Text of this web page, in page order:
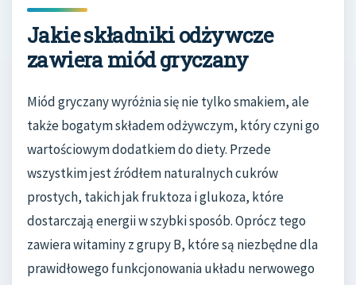
Jakie składniki odżywcze
zawiera miód gryczany
Miód gryczany wyróżnia się nie tylko smakiem, ale
także bogatym składem odżywczym, który czyni go
wartościowym dodatkiem do diety. Przede
wszystkim jest źródłem naturalnych cukrów
prostych, takich jak fruktoza i glukoza, które
dostarczają energii w szybki sposób. Oprócz tego
zawiera witaminy z grupy B, które są niezbędne dla
prawidłowego funkcjonowania układu nerwowego